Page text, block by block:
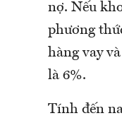
nợ. Nếu
phương
hàng vay
là 6%.
Tính đến